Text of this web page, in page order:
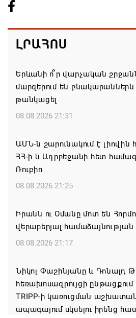
ԼՐԱՀՈՍ
Երևանի ո՞ր վարչական
մարզերում են
թանկացել
08.08.2026 21:31
ԱՄՆ-ն շարունակում է լիովին
ՀՀ-ի և Ադրբեջանի հետ
Ռուբիո
08.08.2026 21:25
Իրանն ու Օմանը մոտ են
վերաբերյալ
08.08.2026 21:17
Նիկոլ Փաշինյանը և Դոնալդ
հեռախոսազրույցի
TRIPP-ի կառուցման
ապագայում սկսելու իրենց